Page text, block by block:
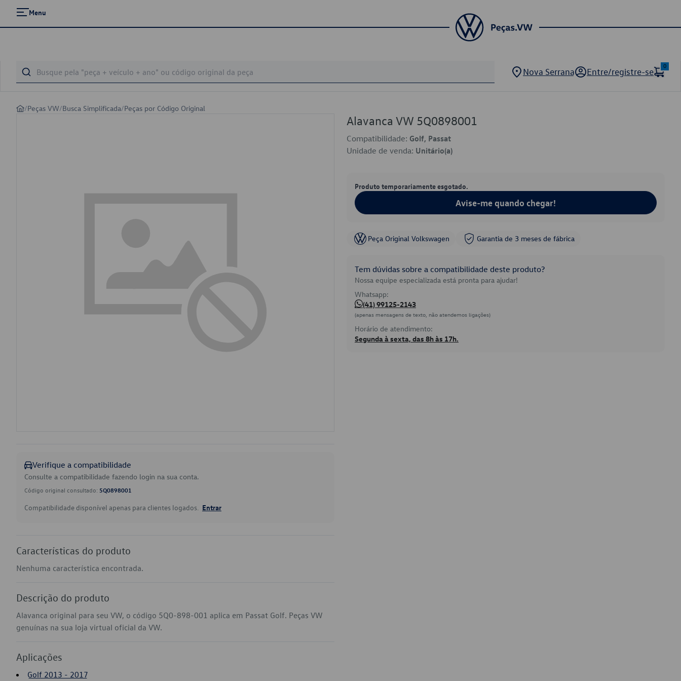
Menu
Nova Serrana Entre/registre-se
0
/Peças VW/Busca Simplificada/Peças por Código Original
Verifique a compatibilidade
Consulte a compatibilidade fazendo login na sua conta.
Código original consultado: 5Q0898001
Compatibilidade disponível apenas para clientes logados. Entrar
Características do produto
Nenhuma característica encontrada.
Descrição do produto
Alavanca original para seu VW, o código 5Q0-898-001 aplica em Passat Golf. Peças VW
genuínas na sua loja virtual oficial da VW.
Aplicações
Golf 2013 - 2017
Alavanca VW 5Q0898001
Compatibilidade: Golf, Passat
Unidade de venda: Unitário(a)
Produto temporariamente esgotado.
Avise-me quando chegar!
Peça Original Volkswagen Garantia de 3 meses de fábrica
Tem dúvidas sobre a compatibilidade deste produto?
Nossa equipe especializada está pronta para ajudar!
Whatsapp:
(41) 99125-2143
(apenas mensagens de texto, não atendemos ligações)
Horário de atendimento:
Segunda à sexta, das 8h às 17h.